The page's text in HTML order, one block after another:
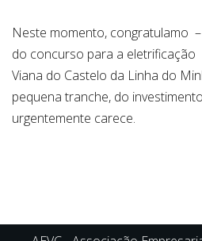
Neste momento, congratulamo
do concurso para a
Viana do Castelo da Linha do
pequena tranche, do
urgentemente carece.